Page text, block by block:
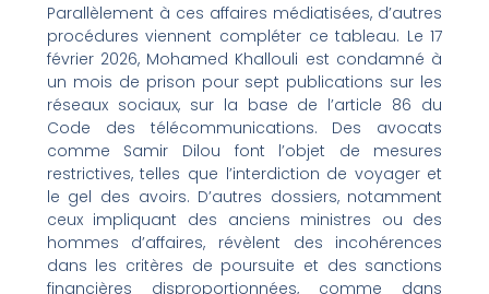
Parallèlement à ces affaires médiatisées, d’autres
procédures viennent compléter ce tableau. Le 17
février 2026, Mohamed Khallouli est condamné à
un mois de prison pour sept publications sur les
réseaux sociaux, sur la base de l’article 86 du
Code des télécommunications. Des avocats
comme Samir Dilou font l’objet de mesures
restrictives, telles que l’interdiction de voyager et
le gel des avoirs. D’autres dossiers, notamment
ceux impliquant des anciens ministres ou des
hommes d’affaires, révèlent des incohérences
dans les critères de poursuite et des sanctions
financières disproportionnées, comme dans